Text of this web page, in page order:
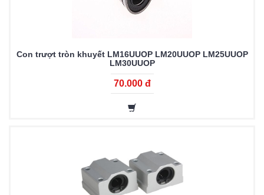
Con trượt tròn khuyết LM16UUOP LM20UUOP LM25UUOP
LM30UUOP
70.000 đ